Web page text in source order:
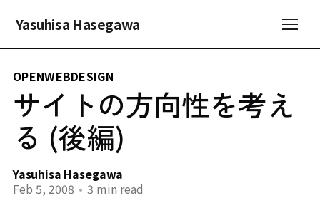
Yasuhisa Hasegawa
OPENWEBDESIGN
サイトの方向性を考え
る (後編)
Yasuhisa Hasegawa
Feb 5, 2008 • 3 min read